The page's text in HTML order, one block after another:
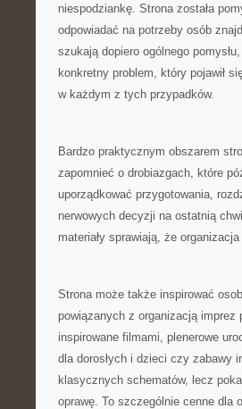
niespodziankę. Strona została
odpowiadać na potrzeby osób
szukają dopiero ogólnego
konkretny problem, który pojawił
w każdym z tych przypadków.
Bardzo praktycznym obszarem
zapomnieć o drobiazgach, które
uporządkować przygotowania,
nerwowych decyzji na ostatnią
materiały sprawiają, że
Strona może także inspirować
powiązanych z organizacją imprez
inspirowane filmami, plenerowe
dla dorosłych i dzieci czy zabawy
klasycznych schematów, lecz
oprawę. To szczególnie cenne dla